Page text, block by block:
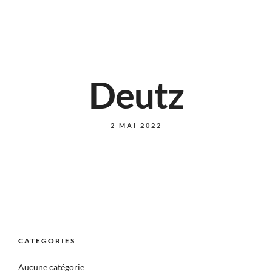
Deutz
2 MAI 2022
CATEGORIES
Aucune catégorie